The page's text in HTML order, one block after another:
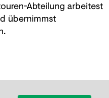
Abteilung arbeitest
übernimmst